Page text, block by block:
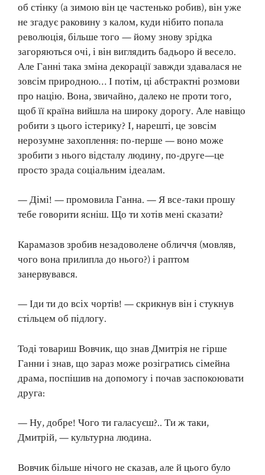
об стінку (а зимою він це частенько робив), він уже
не згадує раковину з калом, куди нібито попала
революція, більше того — йому знову зрідка
загоряються очі, і він виглядить бадьоро й весело.
Але Ганні така зміна декорації завжди здавалася не
зовсім природною… І потім, ці абстрактні розмови
про націю. Вона, звичайно, далеко не проти того,
щоб її країна вийшла на широку дорогу. Але навіщо
робити з цього істерику? І, нарешті, це зовсім
нерозумне захоплення: по-перше — воно може
зробити з нього відсталу людину, по-друге—це
просто зрада соціальним ідеалам.
— Дімі! — промовила Ганна. — Я все-таки прошу
тебе говорити ясніш. Що ти хотів мені сказати?
Карамазов зробив незадоволене обличчя (мовляв,
чого вона прилипла до нього?) і раптом
занервувався.
— Іди ти до всіх чортів! — скрикнув він і стукнув
стільцем об підлогу.
Тоді товариш Вовчик, що знав Дмитрія не гірше
Ганни і знав, що зараз може розігратись сімейна
драма, поспішив на допомогу і почав заспокоювати
друга:
— Ну, добре! Чого ти галасуєш?.. Ти ж таки,
Дмитрій, — культурна людина.
Вовчик більше нічого не сказав, але й цього було